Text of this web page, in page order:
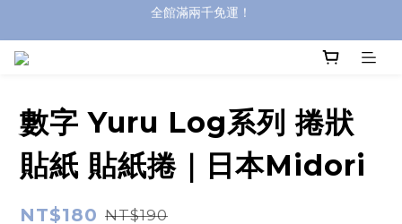
全館滿兩千免運！
登入購買，立即接收出貨通知
數字 Yuru Log系列 捲狀
貼紙 貼紙捲｜日本Midori
NT$180 NT$190